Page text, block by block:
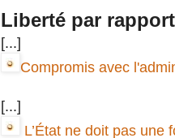
Liberté par
[...]
Compromis avec
[...]
L’État ne doit pas une